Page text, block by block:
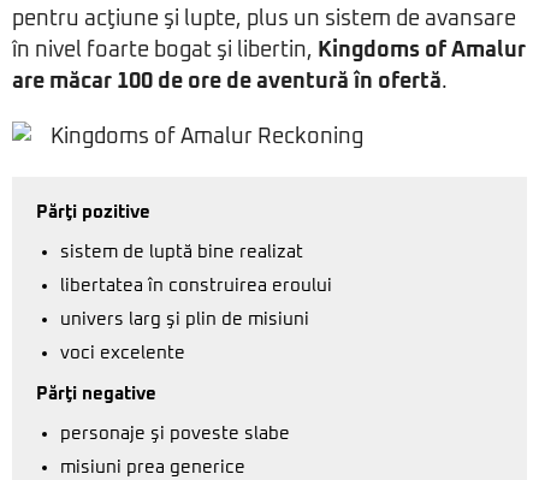
pentru acţiune şi lupte, plus un sistem de avansare
în nivel foarte bogat şi libertin, Kingdoms of Amalur
are măcar 100 de ore de aventură în ofertă.
Părţi pozitive
sistem de luptă bine realizat
libertatea în construirea eroului
univers larg şi plin de misiuni
voci excelente
Părţi negative
personaje şi poveste slabe
misiuni prea generice